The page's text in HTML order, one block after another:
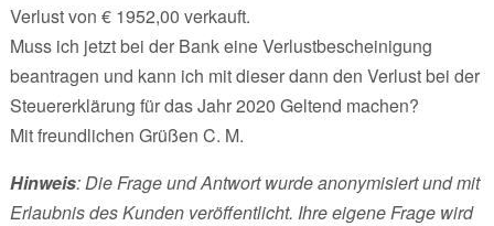
Verlust von € 1952,00 verkauft.
Muss ich jetzt bei der Bank eine Verlustbescheinigung
beantragen und kann ich mit dieser dann den Verlust bei der
Steuererklärung für das Jahr 2020 Geltend machen?
Mit freundlichen Grüßen C. M.
Hinweis: Die Frage und Antwort wurde anonymisiert und mit
Erlaubnis des Kunden veröffentlicht. Ihre eigene Frage wird